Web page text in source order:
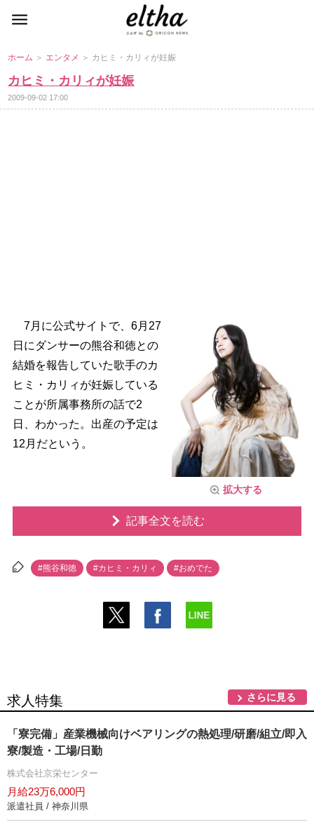
ホーム ＞ エンタメ ＞ カヒミ・カリィが妊娠
カヒミ・カリィが妊娠
2009-09-02 17:00
拡大する
7月に公式サイトで、6月27
日にダンサーの熊谷和徳との
結婚を報告していた歌手のカ
ヒミ・カリィが妊娠している
ことが所属事務所の話で2
日、わかった。出産の予定は
12月だという。
記事全文を読む
#熊谷和徳 #カヒミ・カリィ #おめでた
求人特集 さらに見る
「寮完備」産業機械向けベアリングの熱処理/研磨/組立/即入
寮/製造・工場/日勤
株式会社京栄センター
月給23万6,000円
派遣社員 / 神奈川県